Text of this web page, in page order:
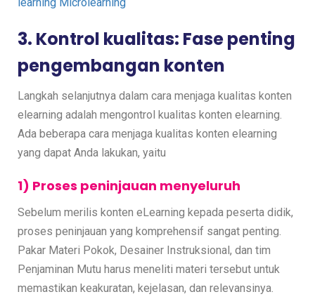
3. Kontrol kualitas: Fase penting
pengembangan konten
Langkah selanjutnya dalam cara menjaga kualitas konten
elearning adalah mengontrol kualitas konten elearning.
Ada beberapa cara menjaga kualitas konten elearning
yang dapat Anda lakukan, yaitu
1) Proses peninjauan menyeluruh
Sebelum merilis konten eLearning kepada peserta didik,
proses peninjauan yang komprehensif sangat penting.
Pakar Materi Pokok, Desainer Instruksional, dan tim
Penjaminan Mutu harus meneliti materi tersebut untuk
memastikan keakuratan, kejelasan, dan relevansinya.